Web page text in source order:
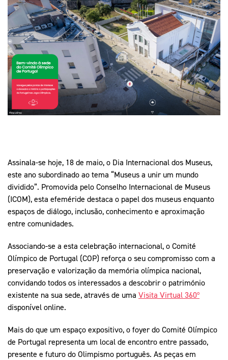
Marketing
Media
Documentos
Contactos
Mais Desporto
Arquivo Histórico
Educação
Equipa Portugal
Arquivo Histórico
Educação Olímpica
Equipa Portugal
Assinala-se hoje, 18 de maio, o Dia Internacional dos Museus,
este ano subordinado ao tema “Museus a unir um mundo
dividido”. Promovida pelo Conselho Internacional de Museus
(ICOM), esta efeméride destaca o papel dos museus enquanto
espaços de diálogo, inclusão, conhecimento e aproximação
entre comunidades.
Associando-se a esta celebração internacional, o Comité
Olímpico de Portugal (COP) reforça o seu compromisso com a
preservação e valorização da memória olímpica nacional,
convidando todos os interessados a descobrir o património
existente na sua sede, através de uma Visita Virtual 360º
disponível online.
Mais do que um espaço expositivo, o foyer do Comité Olímpico
de Portugal representa um local de encontro entre passado,
presente e futuro do Olimpismo português. As peças em